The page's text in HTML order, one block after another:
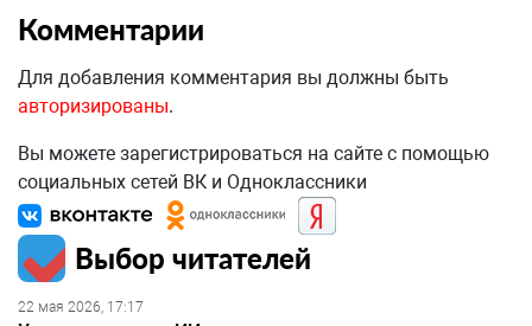
Комментарии
Для добавления комментария вы должны быть
авторизированы.
Вы можете зарегистрироваться на сайте с помощью
социальных сетей ВК и Одноклассники
Выбор читателей
22 мая 2026, 17:17